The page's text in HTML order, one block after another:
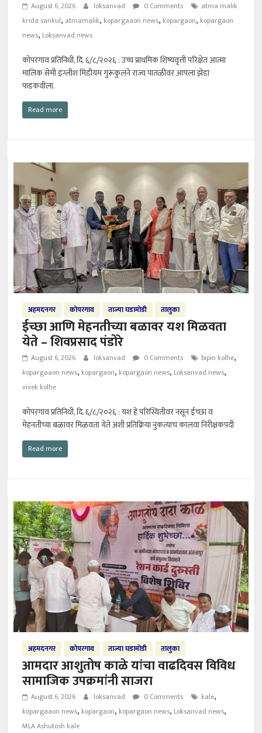
August 6, 2026 loksanvad 0 Comments
atma malik
krida sankul, atmamalik, kopargaaon news, kopargaon, kopargaon
news, Loksanvad news
कोपरगाव प्रतिनिधी, दि. ६/८/२०२६ : उच्च प्राथमिक शिष्यवृत्ती परिक्षेत आत्मा
मालिक सेमी इंग्लीश मिडीयम गुरूकुलने राज्य पातळीवर आपला झेंडा
फडकवीला.
Read more
अहमदनगर कोपरगाव ताज्या घडामोडी तालुका
ईच्छा आणि मेहनतीच्या बळावर यश मिळवता
येते – शिवप्रसाद पंडोरे
August 6, 2026 loksanvad 0 Comments bipin kolhe,
kopargaaon news, kopargaon, kopargaon news, Loksanvad news,
vivek kolhe
कोपरगाव प्रतिनिधी, दि. ६/८/२०२६ : यश हे परिस्थितीवर नसून ईच्छा व
मेहनतीच्या बळावर मिळवता येते अशी प्रतिक्रिया नुकत्याच कालवा निरीक्षकपदी
Read more
अहमदनगर कोपरगाव ताज्या घडामोडी तालुका
आमदार आशुतोष काळे यांचा वाढदिवस विविध
सामाजिक उपक्रमांनी साजरा
August 6, 2026 loksanvad 0 Comments kale,
kopargaaon news, kopargaon, kopargaon news, Loksanvad news,
MLA Ashutosh kale